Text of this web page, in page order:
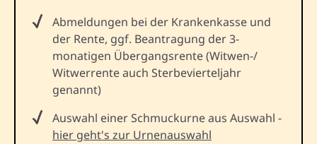
Abmeldungen bei der Krankenkasse und
der Rente, ggf. Beantragung der 3-
monatigen Übergangsrente (Witwen-/
Witwerrente auch Sterbevierteljahr
genannt)
Auswahl einer Schmuckurne aus Auswahl -
hier geht's zur Urnenauswahl